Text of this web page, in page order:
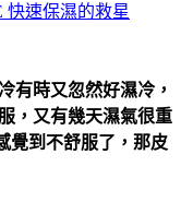
快速保濕的救星
有時又忽然好濕冷，
，又有幾天濕氣很重
覺到不舒服了，那皮